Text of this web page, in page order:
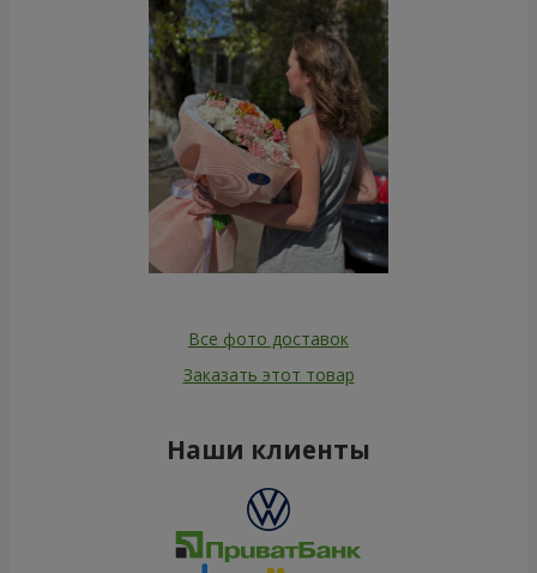
Все фото доставок
Заказать этот товар
Наши клиенты